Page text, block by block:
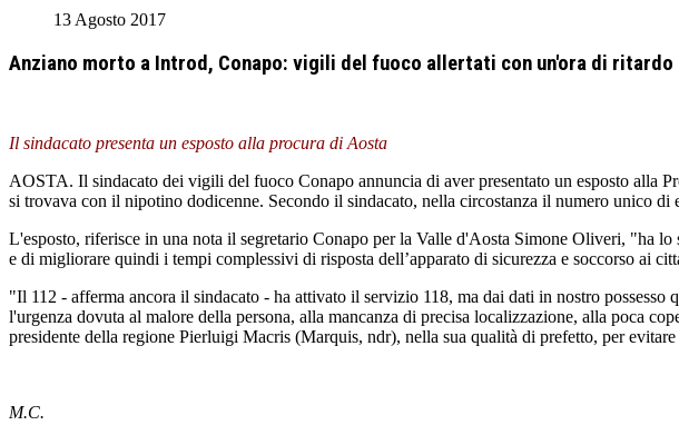
13 Agosto 2017
Anziano morto a Introd, Conapo: vigili del fuoco allertati con un'ora di ritardo
Il sindacato presenta un esposto alla procura di Aosta
AOSTA. Il sindacato dei vigili del fuoco Conapo annuncia di aver presentato un esposto alla
si trovava con il nipotino dodicenne. Secondo il sindacato, nella circostanza il numero unico
L'esposto, riferisce in una nota il segretario Conapo per la Valle d'Aosta Simone Oliveri, "ha
e di migliorare quindi i tempi complessivi di risposta dell’apparato di sicurezza e soccorso ai
"Il 112 - afferma ancora il sindacato - ha attivato il servizio 118, ma dai dati in nostro
l'urgenza dovuta al malore della persona, alla mancanza di precisa localizzazione, alla poca
presidente della regione Pierluigi Macris (Marquis, ndr), nella sua qualità di prefetto, per
M.C.